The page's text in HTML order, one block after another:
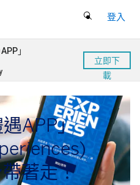
Search Button
登入
」
立即下
載
APP」
著走！